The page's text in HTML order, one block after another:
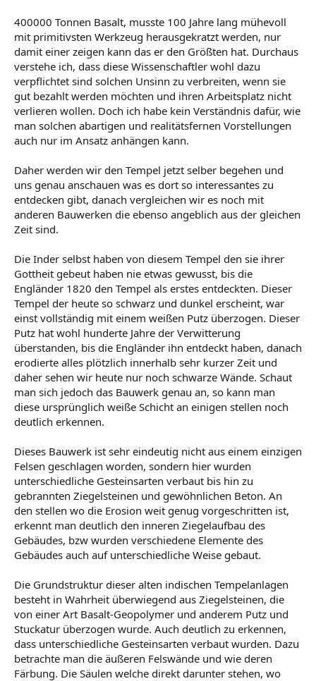
400000 Tonnen Basalt, musste 100 Jahre lang mühevoll
mit primitivsten Werkzeug herausgekratzt werden, nur
damit einer zeigen kann das er den Größten hat. Durchaus
verstehe ich, dass diese Wissenschaftler wohl dazu
verpflichtet sind solchen Unsinn zu verbreiten, wenn sie
gut bezahlt werden möchten und ihren Arbeitsplatz nicht
verlieren wollen. Doch ich habe kein Verständnis dafür, wie
man solchen abartigen und realitätsfernen Vorstellungen
auch nur im Ansatz anhängen kann.
Daher werden wir den Tempel jetzt selber begehen und
uns genau anschauen was es dort so interessantes zu
entdecken gibt, danach vergleichen wir es noch mit
anderen Bauwerken die ebenso angeblich aus der gleichen
Zeit sind.
Die Inder selbst haben von diesem Tempel den sie ihrer
Gottheit gebeut haben nie etwas gewusst, bis die
Engländer 1820 den Tempel als erstes entdeckten. Dieser
Tempel der heute so schwarz und dunkel erscheint, war
einst vollständig mit einem weißen Putz überzogen. Dieser
Putz hat wohl hunderte Jahre der Verwitterung
überstanden, bis die Engländer ihn entdeckt haben, danach
erodierte alles plötzlich innerhalb sehr kurzer Zeit und
daher sehen wir heute nur noch schwarze Wände. Schaut
man sich jedoch das Bauwerk genau an, so kann man
diese ursprünglich weiße Schicht an einigen stellen noch
deutlich erkennen.
Dieses Bauwerk ist sehr eindeutig nicht aus einem einzigen
Felsen geschlagen worden, sondern hier wurden
unterschiedliche Gesteinsarten verbaut bis hin zu
gebrannten Ziegelsteinen und gewöhnlichen Beton. An
den stellen wo die Erosion weit genug vorgeschritten ist,
erkennt man deutlich den inneren Ziegelaufbau des
Gebäudes, bzw wurden verschiedene Elemente des
Gebäudes auch auf unterschiedliche Weise gebaut.
Die Grundstruktur dieser alten indischen Tempelanlagen
besteht in Wahrheit überwiegend aus Ziegelsteinen, die
von einer Art Basalt-Geopolymer und anderem Putz und
Stuckatur überzogen wurde. Auch deutlich zu erkennen,
dass unterschiedliche Gesteinsarten verbaut wurden. Dazu
betrachte man die äußeren Felswände und wie deren
Färbung. Die Säulen welche direkt darunter stehen, wo